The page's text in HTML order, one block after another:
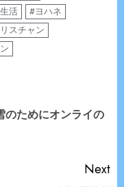
活
#ヨハネ
スチャン
のためにオンライの
Next